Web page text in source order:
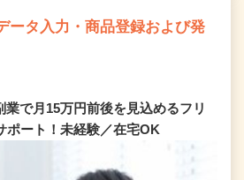
ータ入力・商品登録および発
業で月15万円前後を見込めるフリ
ポート！未経験／在宅OK